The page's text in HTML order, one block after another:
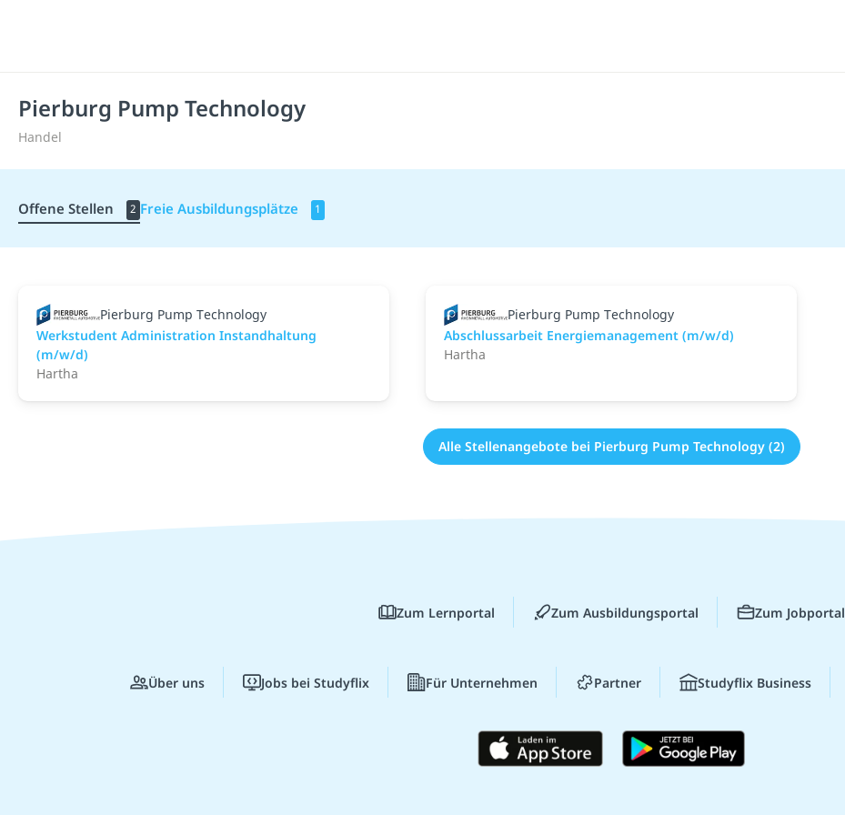
Pierburg Pump Technology
Handel
Offene Stellen 2 Freie Ausbildungsplätze 1
Pierburg Pump Technology
Werkstudent Administration Instandhaltung
(m/w/d)
Hartha
Pierburg Pump Technology
Abschlussarbeit Energiemanagement (m/w/d)
Hartha
Alle Stellenangebote bei Pierburg Pump Technology (2)
Zum Lernportal Zum Ausbildungsportal Zum Jobportal
Über uns Jobs bei Studyflix Für Unternehmen Partner Studyflix Business